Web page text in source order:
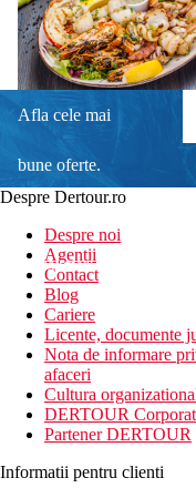
Afla cele mai
bune oferte.
newsletter!
Despre Dertour.ro
Despre noi
Agentii
Contact
Blog
Cariere
Licente, documente
Nota de informare
afaceri
Cultura
DERTOUR
Partener DERTOUR
Informatii pentru clienti